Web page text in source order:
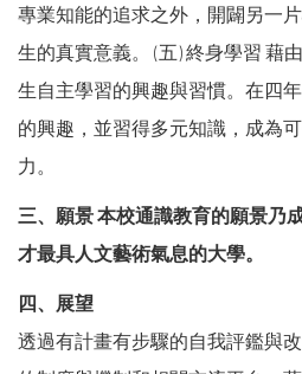
專業知能的追求之外，開闢另一
生的真實意義。 (五) 終身學習 藉
生自主學習的興趣與習慣。在四
的興趣，並習得多元知識，成為
力。
三、願景 本校通識教育的願景乃
才最具人文藝術氣息的大學。
四、展望
透過有計畫有步驟的自我評鑑與